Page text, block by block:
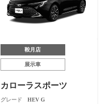
鞍月店
展示車
カローラスポーツ
グレード
HEV G